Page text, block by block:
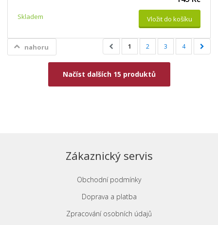
Skladem Vložit do košíku
nahoru 1 2 3 4
Načíst dalších 15 produktů
Zákaznický servis
Obchodní podmínky
Doprava a platba
Zpracování osobních údajů